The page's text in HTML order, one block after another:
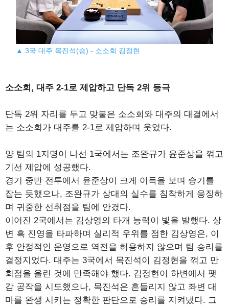
▲ 3국 대주 목진석(승) - 소소회 김정현
소소회, 대주 2-1로 제압하고 단독 2위 등극
단독 2위 자리를 두고 맞붙은 소소회와 대주의 대결에서
는 소소회가 대주를 2-1로 제압하며 웃었다.
양 팀의 1지명이 나선 1국에서는 조완규가 윤준상을 꺾고
기선 제압에 성공했다.
경기 중반 전투에서 윤준상이 크게 이득을 보며 승기를
잡는 듯했으나, 조완규가 상대의 실수를 침착하게 응징하
며 귀중한 선취점을 팀에 안겼다.
이어진 2국에서는 김상영의 타개 능력이 빛을 발했다. 상
변 흑 진영을 타파하며 실리적 우위를 점한 김상영은, 이
후 안정적인 운영으로 역전을 허용하지 않으며 팀 승리를
결정지었다. 대주는 3국에서 목진석이 김정현을 꺾고 만
회점을 올린 것에 만족해야 했다. 김정현이 하변에서 팻
감 공작을 시도했으나, 목진석은 흔들리지 않고 좌변 대
마를 완생 시키는 정확한 판단으로 승리를 지켜냈다. 그